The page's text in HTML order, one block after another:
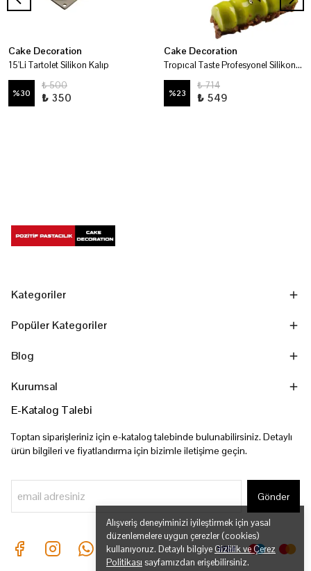
Alışveriş deneyiminizi iyileştirmek için yasal
düzenlemelere uygun çerezler (cookies)
kullanıyoruz. Detaylı bilgiye Gizlilik ve Çerez
Politikası sayfamızdan erişebilirsiniz.
Cake Decoration
15'Li Tartolet Silikon Kalıp
%30
₺ 500
₺ 350
Cake Decoration
Tropıcal Taste Profesyonel Silikon Kalıp
%23
₺ 714
₺ 549
Kategoriler
Popüler Kategoriler
Blog
Kurumsal
E-Katalog Talebi
Toptan siparişleriniz için e-katalog talebinde bulunabilirsiniz. Detaylı
ürün bilgileri ve fiyatlandırma için bizimle iletişime geçin.
Gönder